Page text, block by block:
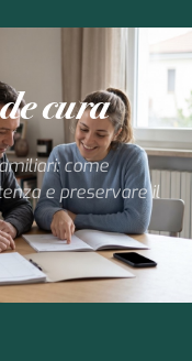
cura
come
e preservare il